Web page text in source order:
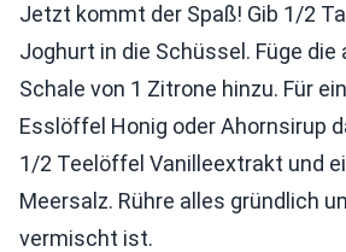
Jetzt kommt der Spaß! Gib 1/2
Joghurt in die Schüssel. Füge die
Schale von 1 Zitrone hinzu. Für
Esslöffel Honig oder Ahornsirup
1/2 Teelöffel Vanilleextrakt und
Meersalz. Rühre alles gründlich
vermischt ist.